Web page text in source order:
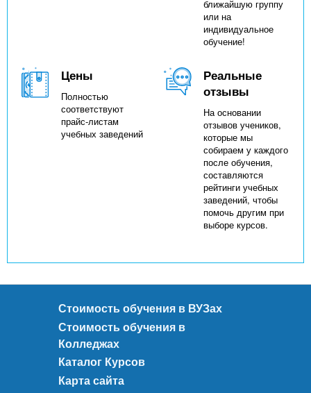
ближайшую группу
или на
индивидуальное
обучение!
Цены
Полностью
соответствуют
прайс-листам
учебных заведений
Реальные
отзывы
На основании
отзывов учеников,
которые мы
собираем у каждого
после обучения,
составляются
рейтинги учебных
заведений, чтобы
помочь другим при
выборе курсов.
Стоимость обучения в ВУЗах
Стоимость обучения в
Колледжах
Каталог Курсов
Карта сайта